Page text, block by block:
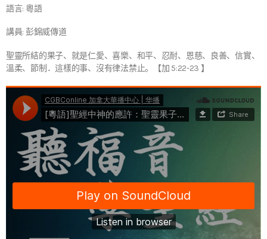
語言: 粵語
講員: 彭錦威傳道
聖靈所結的果子、就是仁愛、喜樂、和平、忍耐、恩慈、良善、信實、
溫柔、節制．這樣的事、沒有律法禁止。【加 5:22-23 】